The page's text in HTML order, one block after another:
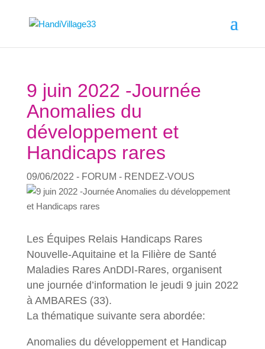
9 juin 2022 -Journée
Anomalies du
développement et
Handicaps rares
09/06/2022 - FORUM - RENDEZ-VOUS
Les Équipes Relais Handicaps Rares
Nouvelle-Aquitaine et la Filière de Santé
Maladies Rares AnDDI-Rares, organisent
une journée d’information le jeudi 9 juin 2022
à AMBARES (33).
La thématique suivante sera abordée:
Anomalies du développement et Handicap